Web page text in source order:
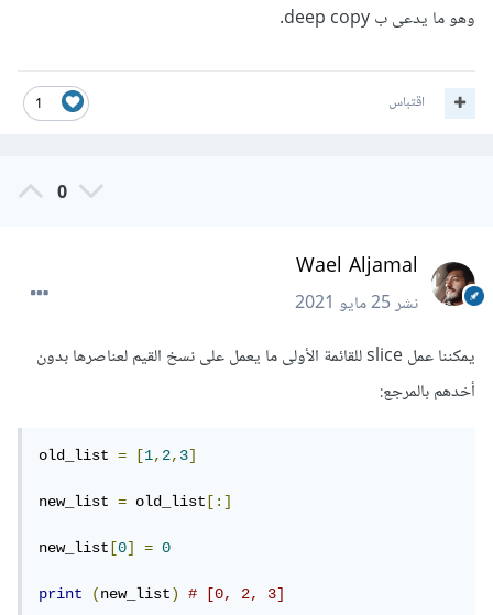
وهو ما يدعى ب deep copy.
1 اقتباس
0
Wael Aljamal
نشر25 مايو 2021
يمكننا عمل slice للقائمة الأولى ما يعمل على نسخ القيم لعناصرها بدون
أخدهم بالمرجع:
old_list = [1,2,3]
new_list = old_list [:]
new_list [0] = 0
print (new_list) # [0, 2, 3]